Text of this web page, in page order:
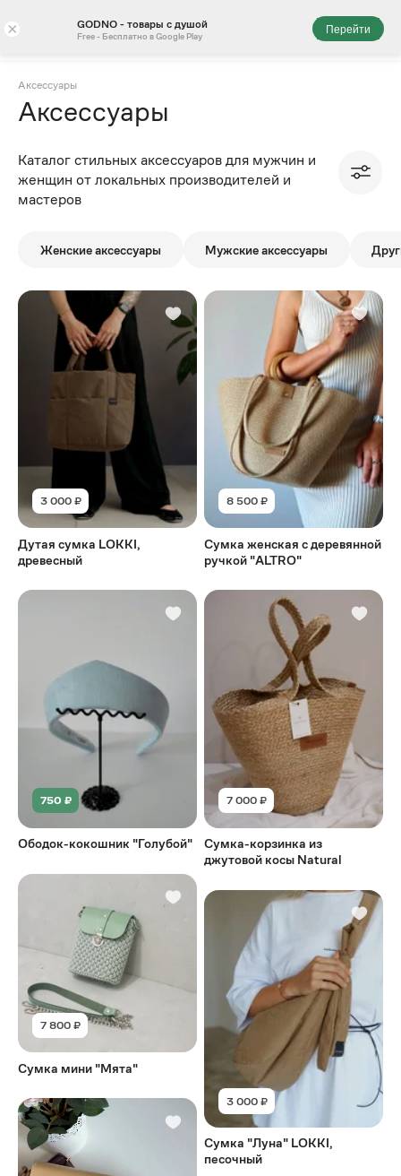
× GODNO - товары с душой
Free - Бесплатно в Google Play
Перейти
Аксессуары
Аксессуары
Каталог стильных аксессуаров для мужчин и
женщин от локальных производителей и
мастеров
Женские аксессуары Мужские аксессуары
3 000 ₽
Дутая сумка LOKKI,
древесный
750 ₽
Ободок-кокошник "Голубой"
7 800 ₽
Сумка мини "Мята"
8 500 ₽
Сумка женская с деревянной
ручкой "ALTRO"
7 000 ₽
Сумка-корзинка из
джутовой косы Natural
3 000 ₽
Сумка "Луна" LOKKI,
песочный